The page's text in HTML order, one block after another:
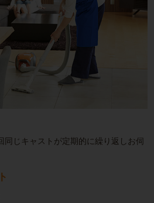
同じキャストが定期的に繰り返しお伺